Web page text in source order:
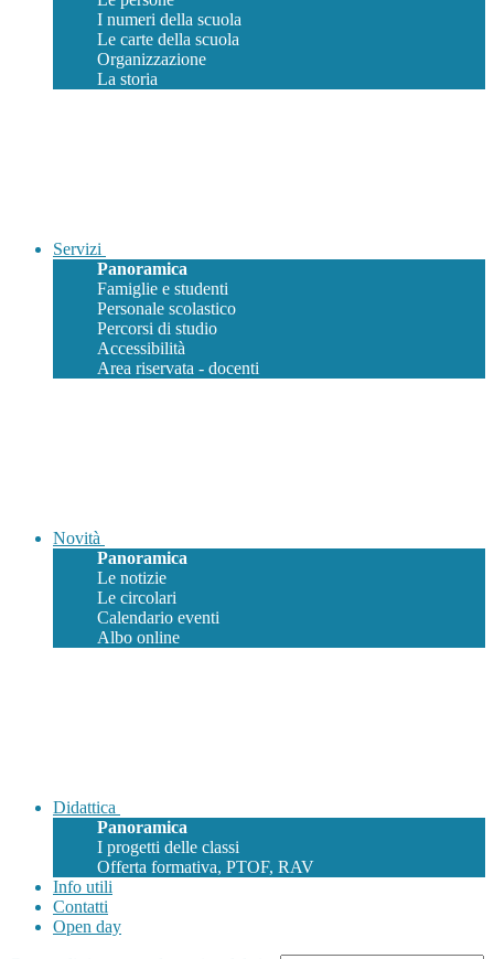
I numeri della scuola
Le carte della scuola
Organizzazione
La storia
Servizi
Panoramica
Famiglie e studenti
Personale scolastico
Percorsi di studio
Accessibilità
Area riservata - docenti
Novità
Panoramica
Le notizie
Le circolari
Calendario eventi
Albo online
Didattica
Panoramica
I progetti delle classi
Offerta formativa, PTOF, RAV
Info utili
Contatti
Open day